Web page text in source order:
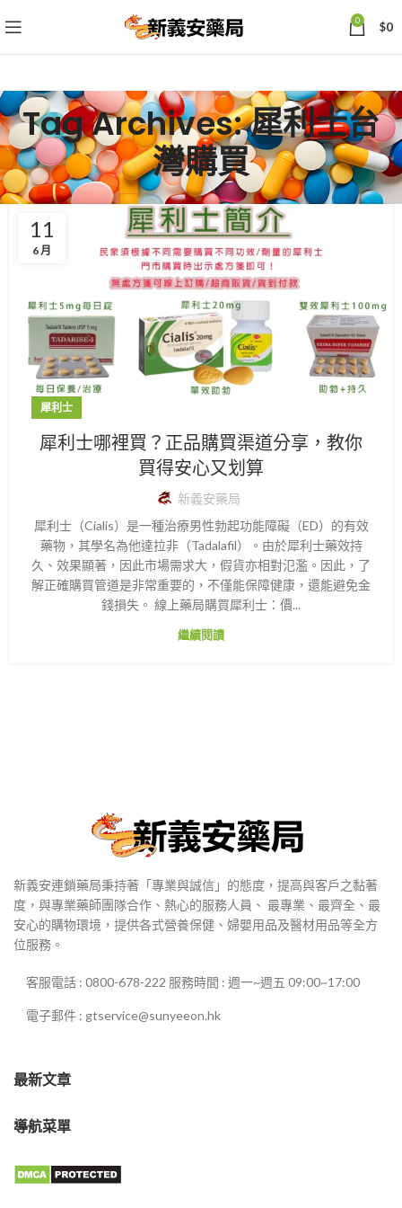
0 $0
Tag Archives: 犀利士台
灣購買
11
6 月
犀利士
犀利士哪裡買？正品購買渠道分享，教你
買得安心又划算
新義安藥局
犀利士（Cialis）是一種治療男性勃起功能障礙（ED）的有效
藥物，其學名為他達拉非（Tadalafil）。由於犀利士藥效持
久、效果顯著，因此市場需求大，假貨亦相對氾濫。因此，了
解正確購買管道是非常重要的，不僅能保障健康，還能避免金
錢損失。 線上藥局購買犀利士：價...
繼續閱讀
新義安連鎖藥局秉持著「專業與誠信」的態度，提高與客戶之黏著
度，與專業藥師團隊合作、熱心的服務人員、 最專業、最齊全、最
安心的購物環境，提供各式營養保健、婦嬰用品及醫材用品等全方
位服務。
客服電話 : 0800-678-222 服務時間 : 週一~週五 09:00~17:00
電子郵件 : gtservice@sunyeeon.hk
最新文章
導航菜單